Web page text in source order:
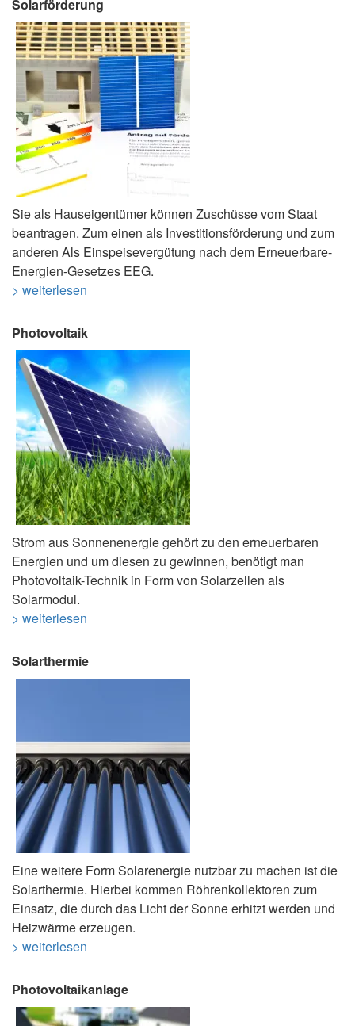
Solarförderung
Sie als Hauseigentümer können Zuschüsse vom Staat
beantragen. Zum einen als Investitionsförderung und zum
anderen Als Einspeisevergütung nach dem Erneuerbare-
Energien-Gesetzes EEG.
> weiterlesen
Photovoltaik
Strom aus Sonnenenergie gehört zu den erneuerbaren
Energien und um diesen zu gewinnen, benötigt man
Photovoltaik-Technik in Form von Solarzellen als
Solarmodul.
> weiterlesen
Solarthermie
Eine weitere Form Solarenergie nutzbar zu machen ist die
Solarthermie. Hierbei kommen Röhrenkollektoren zum
Einsatz, die durch das Licht der Sonne erhitzt werden und
Heizwärme erzeugen.
> weiterlesen
Photovoltaikanlage